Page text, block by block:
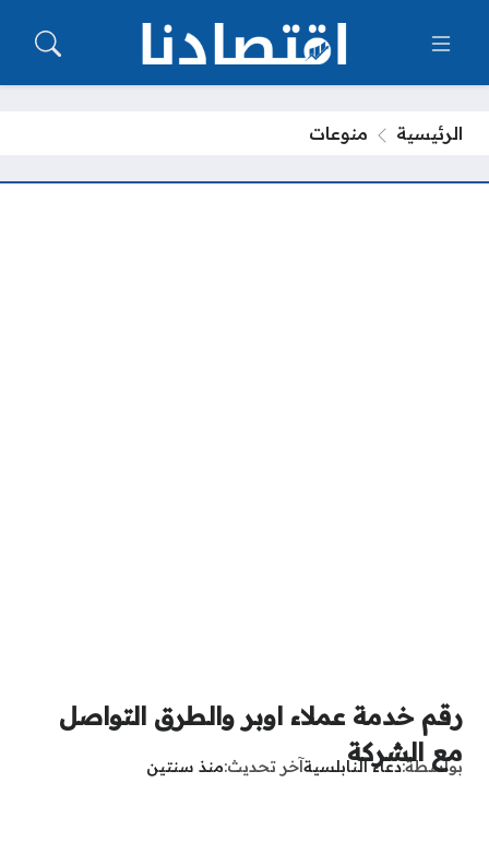
الرئيسية منوعات
رقم خدمة عملاء اوبر والطرق التواصل
مع الشركة
بواسطةدعاء النابلسيةآخر تحديث منذ سنتين